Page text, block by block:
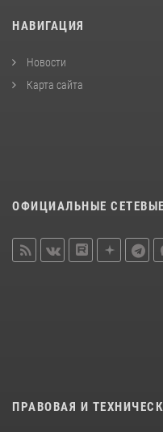
НАВИГАЦИЯ
Новости
Карта сайта
ОФИЦИАЛЬНЫЕ
ПРАВОВАЯ И